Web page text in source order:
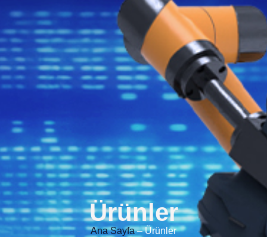
Ürünler
Ana Sayfa– Ürünler